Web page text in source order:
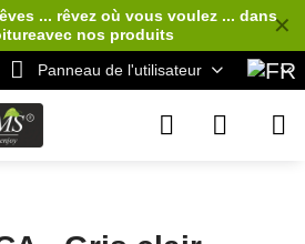
✕
... rêvez où vous voulez ... dans
avec nos produits
Panneau de l'utilisateur